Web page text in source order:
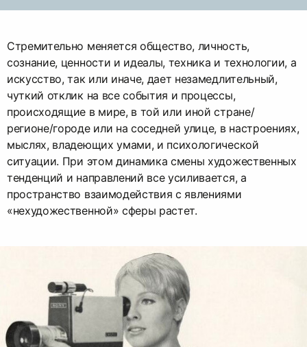
Стремительно меняется общество, личность,
сознание, ценности и идеалы, техника и технологии, а
искусство, так или иначе, дает незамедлительный,
чуткий отклик на все события и процессы,
происходящие в мире, в той или иной стране/
регионе/городе или на соседней улице, в настроениях,
мыслях, владеющих умами, и психологической
ситуации. При этом динамика смены художественных
тенденций и направлений все усиливается, а
пространство взаимодействия с явлениями
«нехудожественной» сферы растет.